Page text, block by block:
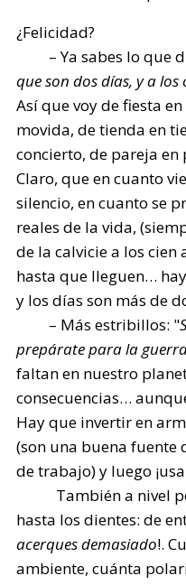
¿Felicidad?
– Ya sabes lo que
que son dos días, y a
Así que voy de fiesta
movida, de tienda en
concierto, de pareja
Claro, que en cuanto
silencio, en cuanto se
reales de la vida,
de la calvicie a los cien
hasta que lleguen…
y los días son más de
– Más estribillos: "
prepárate para la
faltan en nuestro
consecuencias…
Hay que invertir en
(son una buena fuente
de trabajo) y luego
También a nivel
hasta los dientes: de
acerques demasiado!.
ambiente, cuánta